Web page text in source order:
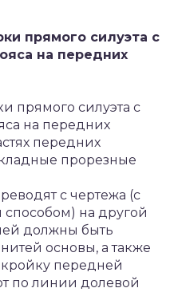
прямого силуэта с
на передних
прямого силуэта с
на передних
передних
прорезные
с чертежа (с
на другой
должны быть
основы, а также
передней
по линии долевой